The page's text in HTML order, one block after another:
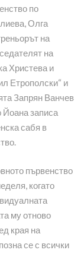
по
Олга
на
на
Христева и
Етрополски“ и
Запрян Ванчев
Йоана записа
сабя в
първенство
когато
му отново
края на
се с всички